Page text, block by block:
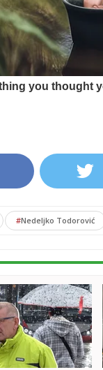
#Nedeljko Todorović